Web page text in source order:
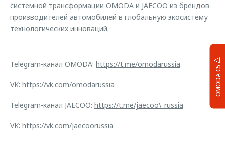
OMODA C5
системной трансформации OMODA и JAECOO из брендов-
производителей автомобилей в глобальную экосистему
технологических инноваций.
Telegram-канал OMODA: https://t.me/omodarussia
VK: https://vk.com/omodarussia
Telegram-канал JAECOO: https://t.me/jaecoo\_russia
VK: https://vk.com/jaecoorussia